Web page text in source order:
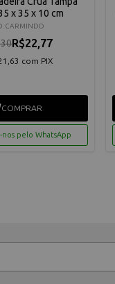
x 35 x 10 cm
CARMINDO
R$22,77
com PIX
COMPRAR
nos pelo WhatsApp